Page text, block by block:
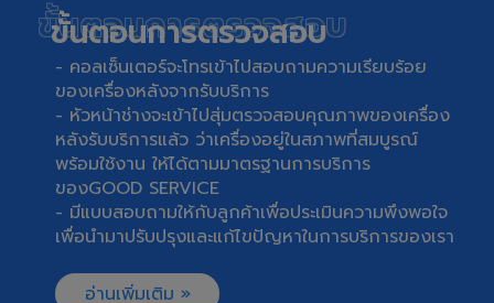
ขั้นตอนการตรวจสอบ
ขั้นตอนการตรวจสอบ
- คอลเซ็นเตอร์จะโทรเข้าไปสอบถามความเรียบร้อย
ของเครื่องหลังจากรับบริการ
- หัวหน้าช่างจะเข้าไปสุ่มตรวจสอบคุณภาพของเครื่อง
หลังรับบริการแล้ว ว่าเครื่องอยู่ในสภาพที่สมบูรณ์
พร้อมใช้งาน ให้ได้ตามมาตรฐานการบริการ
ของGOOD SERVICE
- มีแบบสอบถามให้กับลูกค้าเพื่อประเมินความพึงพอใจ
เพื่อนำมาปรับปรุงและแก้ไขปัญหาในการบริการของเรา
อ่านเพิ่มเติม »